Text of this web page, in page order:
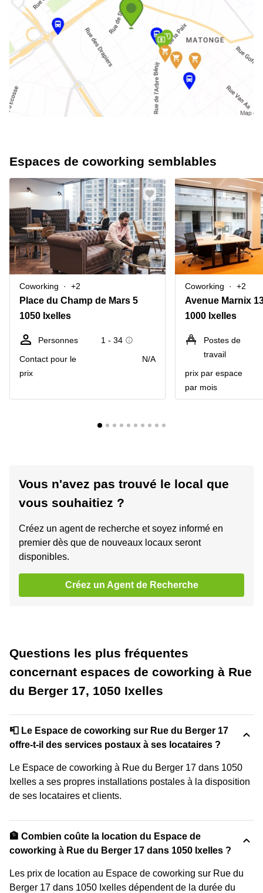
Espaces de coworking semblables
Coworking +2
Place du Champ de Mars 5
1050 Ixelles
Personnes
1 - 34
Contact pour le
prix
N/A
Coworking +2
Avenue Marnix
1000 Ixelles
Postes de
travail
prix par espace
par mois
Vous n'avez pas trouvé le local que
vous souhaitiez ?
Créez un agent de recherche et soyez informé en
premier dès que de nouveaux locaux seront
disponibles.
Créez un Agent de Recherche
Questions les plus fréquentes
concernant espaces de coworking à Rue
du Berger 17, 1050 Ixelles
📮 Le Espace de coworking sur Rue du Berger 17
offre-t-il des services postaux à ses locataires ?
Le Espace de coworking à Rue du Berger 17 dans 1050
Ixelles a ses propres installations postales à la disposition
de ses locataires et clients.
🏦 Combien coûte la location du Espace de
coworking à Rue du Berger 17 dans 1050 Ixelles ?
Les prix de location au Espace de coworking sur Rue du
Berger 17 dans 1050 Ixelles dépendent de la durée du